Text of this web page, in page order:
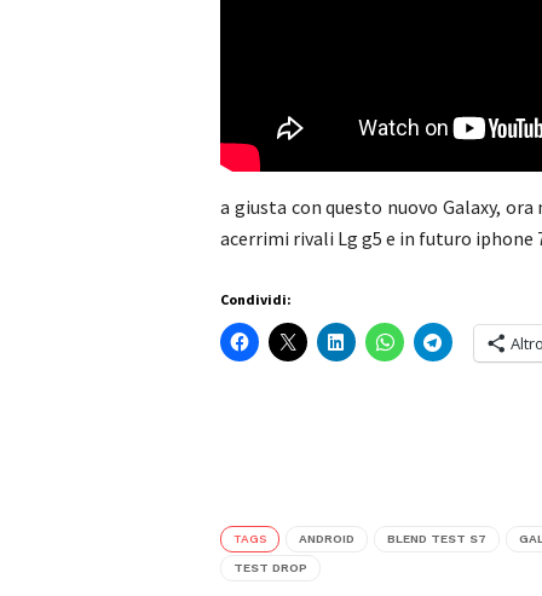
a giusta con questo nuovo Galaxy,
acerrimi rivali Lg g5 e in futuro iphone
Condividi:
Altro
TAGS ANDROID BLEND TEST S7
TEST DROP